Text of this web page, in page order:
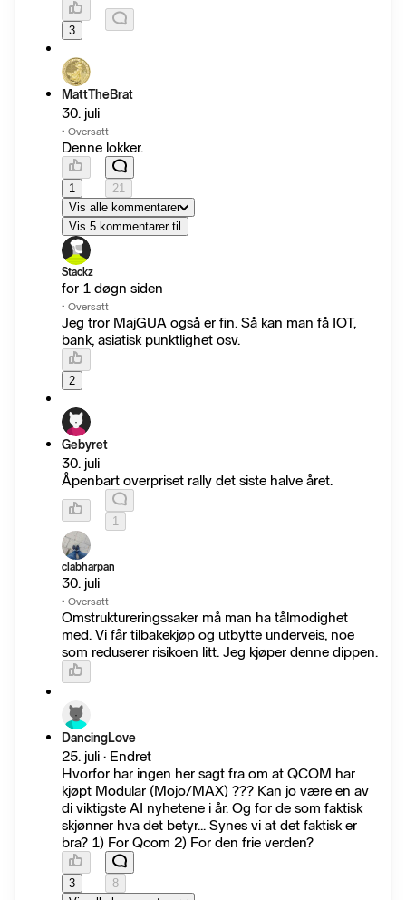
3
MattTheBrat
30. juli
· Oversatt
Denne lokker.
1
21
Vis alle kommentarer
Vis 5 kommentarer til
Stackz
for 1 døgn siden
· Oversatt
Jeg tror MajGUA også er fin. Så kan man få IOT,
bank, asiatisk punktlighet osv.
2
Gebyret
30. juli
Åpenbart overpriset rally det siste halve året.
1
clabharpan
30. juli
· Oversatt
Omstruktureringssaker må man ha tålmodighet
med. Vi får tilbakekjøp og utbytte underveis, noe
som reduserer risikoen litt. Jeg kjøper denne dippen.
DancingLove
25. juli · Endret
Hvorfor har ingen her sagt fra om at QCOM har
kjøpt Modular (Mojo/MAX) ??? Kan jo være en av
di viktigste AI nyhetene i år. Og for de som faktisk
skjønner hva det betyr... Synes vi at det faktisk er
bra? 1) For Qcom 2) For den frie verden?
3
8